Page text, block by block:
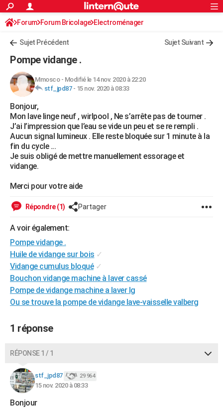
ACTUALITÉS
Politique
Société
Faits Divers
Education
Monde
Villes
+
FINANCE
Retraite
Impôts
Epargne
Immobilier
Risques naturels par ville
Banque
Assurance
Crédit
AUTO
Essais
Réserver un essai
Citadines
Berlines
SUV
Forum auto
+HIGH-TECH
Mobiles
Meilleur smartphone
Internet
Ordinateurs
Jeux vidéo
Guide high-tech
+BRICOLAGE
Forum
Aménagement intérieur
Extérieur
Cuisine
Salle de bains
Jardinage
Rangement
WEEK-END
Guides de France
Escapades
Patrimoine
Expositions
Musées
Week-end nature
Art de vivre
Modes de vie
Alimentation
Guide de la santé
Maladies
Médicaments
Sommeil
Destinations
City break
Voyage nature
Voyage de noces
Forum
Climat
+
GUIDES D'ACHAT
BONS PLANS
CARTE DE VOEUX
Dictionnaire
Biographies
Citations
Expressions
Proverbes
PROGRAMME TV
COPAINS D'AVANT
S'inscrire
Se connecter
Lycées
Collèges
Primaires
Universités
Entreprises
Service militaire
Avis de recherche
AVIS DE DÉCÈS
S'inscrire
Connexion
Forum Forum Bricolage Electroménager
Sujet Précédent Sujet Suivant
Pompe vidange .
Mmosco- Modifié le 14 nov. 2020 à 22:20
stf_jpd87- 15 nov. 2020 à 08:33
Bonjour,
Mon lave linge neuf , wirlpool , Ne s’arrête pas de tourner .
J’ai l’impression que l’eau se vide un peu et se re rempli .
Aucun signal lumineux . Elle reste bloquée sur 1 minute à la
fin du cycle ...
Je suis obligé de mettre manuellement essorage et
vidange.
Merci pour votre aide
Répondre (1) Partager
A voir également:
Pompe vidange .
Huile de vidange sur bois ✓
Vidange cumulus bloqué ✓
Bouchon vidange machine à laver cassé
Pompe de vidange machine a laver lg
Ou se trouve la pompe de vidange lave-vaisselle valberg
1 réponse
RÉPONSE 1 / 1
stf_jpd87 29 964
15 nov. 2020 à 08:33
Bonjour